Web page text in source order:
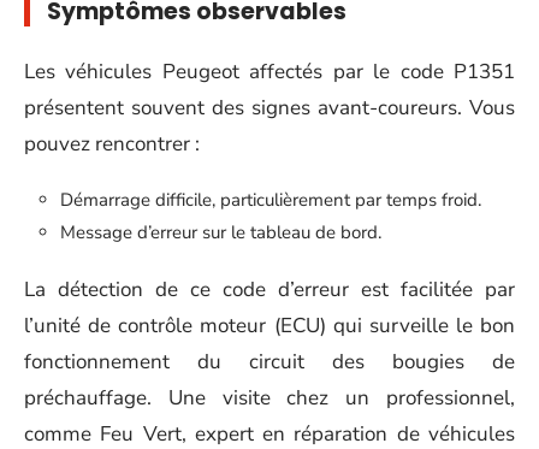
Symptômes observables
Les véhicules Peugeot affectés par le code P1351
présentent souvent des signes avant-coureurs. Vous
pouvez rencontrer :
Démarrage difficile, particulièrement par temps froid.
Message d’erreur sur le tableau de bord.
La détection de ce code d’erreur est facilitée par
l’unité de contrôle moteur (ECU) qui surveille le bon
fonctionnement du circuit des bougies de
préchauffage. Une visite chez un professionnel,
comme Feu Vert, expert en réparation de véhicules